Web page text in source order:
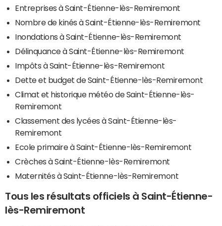
Entreprises à Saint-Étienne-lès-Remiremont
Nombre de kinés à Saint-Étienne-lès-Remiremont
Inondations à Saint-Étienne-lès-Remiremont
Délinquance à Saint-Étienne-lès-Remiremont
Impôts à Saint-Étienne-lès-Remiremont
Dette et budget de Saint-Étienne-lès-Remiremont
Climat et historique météo de Saint-Étienne-lès-
Remiremont
Classement des lycées à Saint-Étienne-lès-
Remiremont
Ecole primaire à Saint-Étienne-lès-Remiremont
Crèches à Saint-Étienne-lès-Remiremont
Maternités à Saint-Étienne-lès-Remiremont
Tous les résultats officiels à Saint-Étienne-
lès-Remiremont